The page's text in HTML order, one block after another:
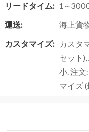
リードタイム: 1～
運送:
海上貨
カスタマイズ:
カスタ
セット
小. 注
マイズ